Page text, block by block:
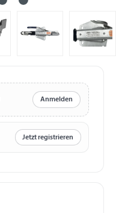
Anmelden
Jetzt registrieren